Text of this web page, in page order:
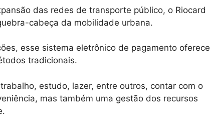
das redes de transporte público, o Riocard
cabeça da mobilidade urbana.
esse sistema eletrônico de pagamento oferece
tradicionais.
estudo, lazer, entre outros, contar com o
mas também uma gestão dos recursos